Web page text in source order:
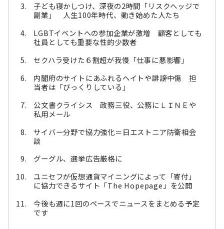
子ども寝かしつけ、深夜の2時間「リスクヘッジで
副業」 人生100年時代、動き始めた人たち
LGBTイベントへの参加企業が激増 顧客としても
社員としても重要な性的少数者
セクハラ受けた６割超が我慢「仕事に悪影響」
内閣府のサイトにあふれるヘイトや誹謗中傷 担
当者は「びっくりしている」
公文書クライシス 政務三役、公務にＬＩＮＥや
私用メール
サイバー分野で協力強化＝日エストニア防衛相会
談
グーグル、選挙広告厳格に
ユニセフが仮想通貨マイニングによって「寄付」
に協力できるサイト「The Hopepage」を公開
今後も週に1回のペースでニュースをまとめる予定
です